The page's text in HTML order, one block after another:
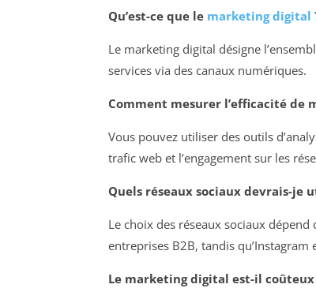
Qu’est-ce que le marketing digital
Le marketing digital désigne
services via des canaux numériques.
Comment mesurer l’efficacité de
Vous pouvez utiliser des outils
trafic web et l’engagement sur les
Quels réseaux sociaux devrais-je
Le choix des réseaux sociaux
entreprises B2B, tandis
Le marketing digital est-il coûteux